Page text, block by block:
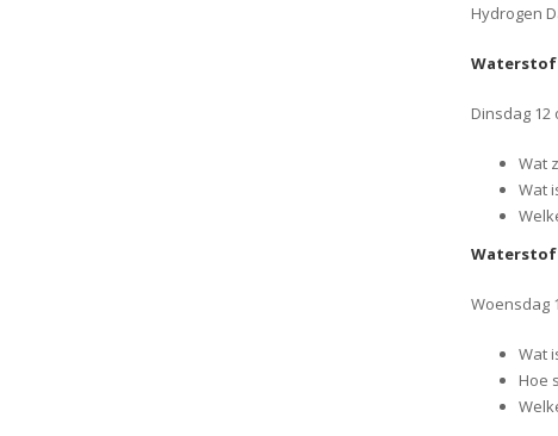
Hydrogen
Dinsdag
Wat
Wat
Waterstof
Woensdag
Wat
Hoe